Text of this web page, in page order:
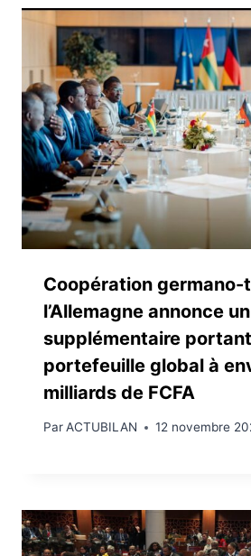
Coopération germano-
l’Allemagne annonce
supplémentaire
portefeuille global à
milliards de FCFA
ParACTUBILAN 12 novembre